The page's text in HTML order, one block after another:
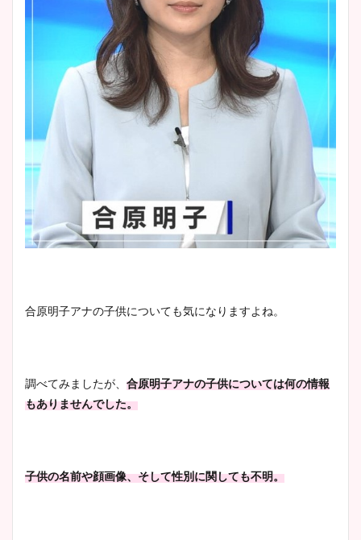
wikiプロフも！
安藤萌々アナのカップ画像や
ニット衣装まとめ！美足の筋
肉も凄い！
鈴木唯の太ってた時の体重が
ヤバすぎww原因や痩せたダ
イエット方は？昔と現在を画
像比較！
豊島実季アナのカップ画像ま
合原明子アナの子供についても気になりますよね。
調べてみましたが、 合原明子アナの子供については何の情報
もありませんでした。
子供の名前や顔画像、そして性別に関しても不明。